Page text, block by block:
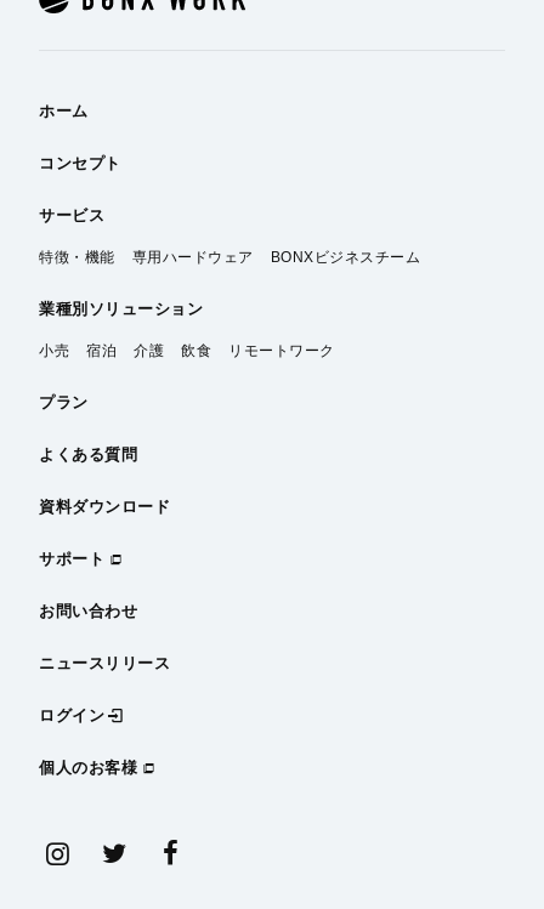
ホーム
コンセプト
サービス
特徴・機能 専用ハードウェア BONXビジネスチーム
業種別 ソリューション
小売 宿泊 介護 飲食 リモートワーク
プラン
よくある質問
資料ダウンロード
サポート
お問い合わせ
ニュースリリース
ログイン
個人のお客様